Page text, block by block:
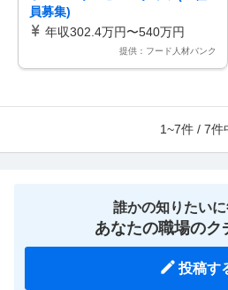
員募集)
年収302.4万円〜540万円
提供：フード人材バンク
1~7件 / 7件
誰かの知りたいに
あなたの職場のク
投稿す